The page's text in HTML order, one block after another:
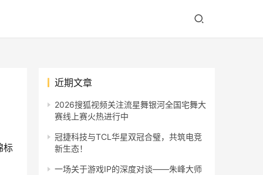
标
近期文章
2026搜狐视频关注流星舞银河全国宅舞大
赛线上赛火热进行中
冠捷科技与TCL华星双冠合璧，共筑电竞
新生态！
一场关于游戏IP的深度对谈——朱峰大师